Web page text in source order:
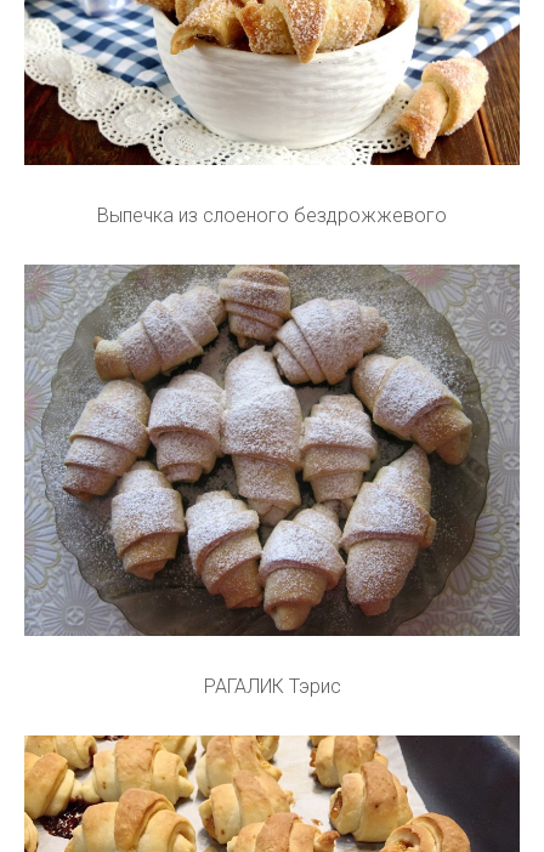
Выпечка из слоеного бездрожжевого
РАГАЛИК Тэрис